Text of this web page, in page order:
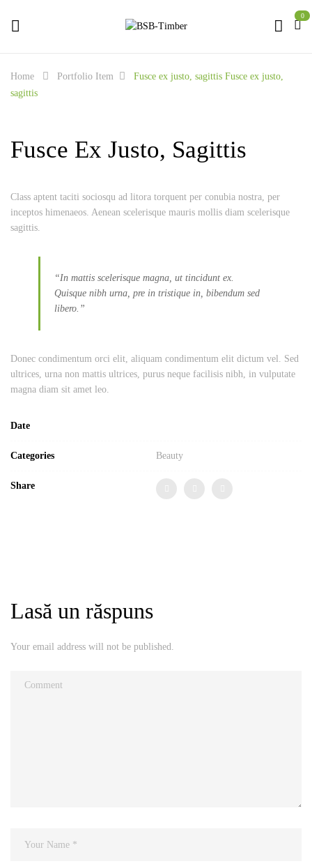
0
Home Portfolio Item Fusce ex justo, sagittis Fusce ex justo,
sagittis
Fusce Ex Justo, Sagittis
Class aptent taciti sociosqu ad litora torquent per conubia nostra, per
inceptos himenaeos. Aenean scelerisque mauris mollis diam scelerisque
sagittis.
“In mattis scelerisque magna, ut tincidunt ex.
Quisque nibh urna, pre in tristique in, bibendum sed
libero.”
Donec condimentum orci elit, aliquam condimentum elit dictum vel. Sed
ultrices, urna non mattis ultrices, purus neque facilisis nibh, in vulputate
magna diam sit amet leo.
Date
Categories Beauty
Share
Lasă un răspuns
Your email address will not be published.